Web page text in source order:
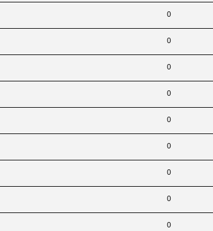
0
0
0
0
0
0
0
0
0